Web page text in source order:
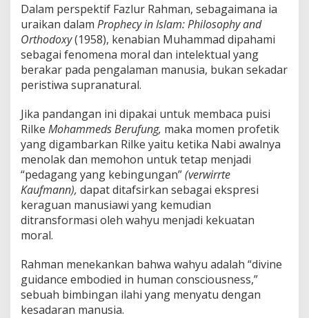
Dalam perspektif Fazlur Rahman, sebagaimana ia
uraikan dalam Prophecy in Islam: Philosophy and
Orthodoxy(1958), kenabian Muhammad dipahami
sebagai fenomena moral dan intelektual yang
berakar pada pengalaman manusia, bukan sekadar
peristiwa supranatural.
Jika pandangan ini dipakai untuk membaca puisi
Rilke Mohammeds Berufung, maka momen profetik
yang digambarkan Rilke yaitu ketika Nabi awalnya
menolak dan memohon untuk tetap menjadi
“pedagang yang kebingungan”(verwirrte
Kaufmann), dapat ditafsirkan sebagai ekspresi
keraguan manusiawi yang kemudian
ditransformasi oleh wahyu menjadi kekuatan
moral.
Rahman menekankan bahwa wahyu adalah “divine
guidance embodied in human consciousness,”
sebuah bimbingan ilahi yang menyatu dengan
kesadaran manusia.